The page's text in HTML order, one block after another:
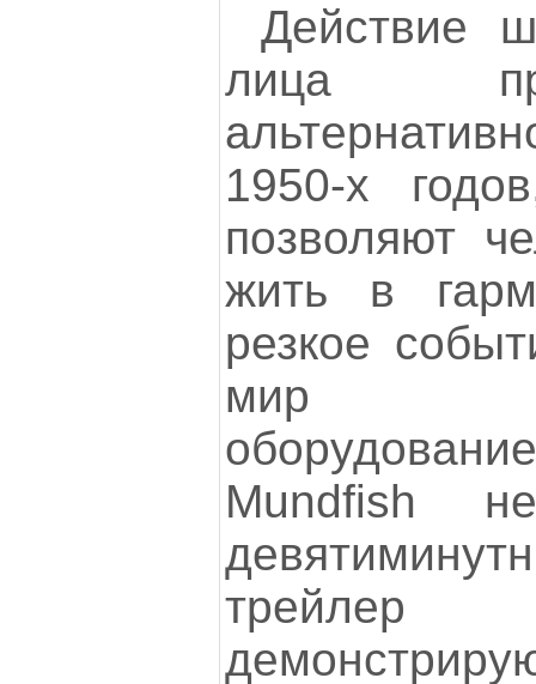
Действие
лица
1950-х
позволяют
жить в
резкое
мир
Mundfish
трейлер